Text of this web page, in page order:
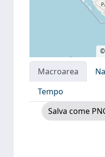
©
Macroarea
Tempo
Salva come